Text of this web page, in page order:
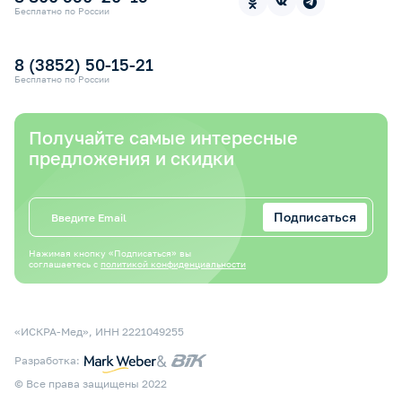
Прокат медицинской техники
Электронный сертификат СФР
Бесплатно по России
8 (3852) 50-15-21
Бесплатно по России
Получайте самые интересные
предложения и скидки
Подписаться
Нажимая кнопку «Подписаться» вы
соглашаетесь с политикой конфиденциальности
«ИСКРА-Мед», ИНН 2221049255
Разработка: &
© Все права защищены 2022